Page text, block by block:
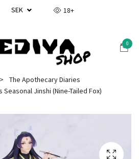
SEK 18+
0
The Apothecary Diaries
Jinshi (Nine-Tailed Fox)